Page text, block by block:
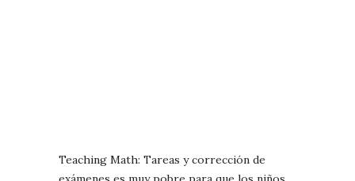
Teaching Math: Tareas y corrección de